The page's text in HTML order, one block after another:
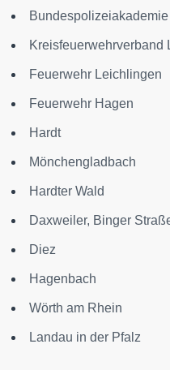
Bundespolizeiakademie
Kreisfeuerwehrverband
Feuerwehr Leichlingen
Feuerwehr Hagen
Hardt
Mönchengladbach
Hardter Wald
Daxweiler, Binger
Diez
Hagenbach
Wörth am Rhein
Landau in der Pfalz